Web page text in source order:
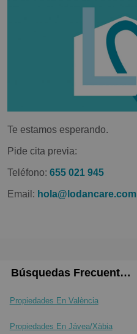
Te estamos esperando.
Pide cita previa:
Teléfono: 655 021 945
Email: hola@lodancare.com
Búsquedas Frecuentes
Propiedades En València
Propiedades En Jávea/Xàbia